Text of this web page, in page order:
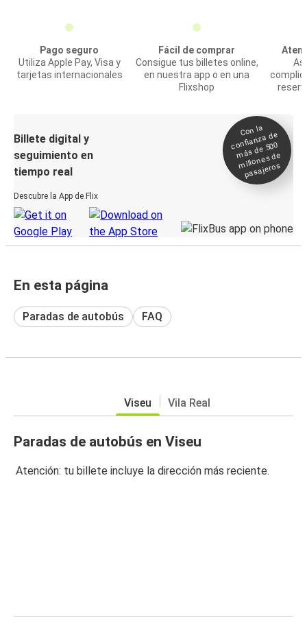
Pago seguro
Utiliza Apple Pay, Visa y
tarjetas internacionales
Fácil de comprar
Consigue tus billetes online,
en nuestra app o en una
Flixshop
Billete digital y
seguimiento en
tiempo real
Descubre la App de Flix
Con la
confianza de
más de 500
millones de
pasajeros
En esta página
Paradas de autobús FAQ
Viseu Vila Real
Paradas de autobús en Viseu
Atención: tu billete incluye la dirección más reciente.